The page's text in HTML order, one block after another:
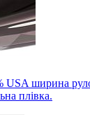
USA ширина
плівка.